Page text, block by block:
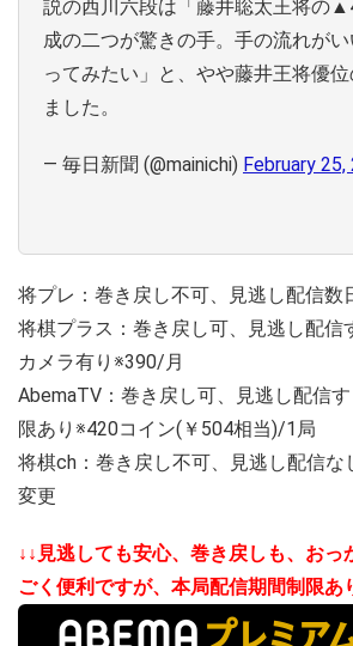
説の西川六段は「藤井聡太王将の
成の二つが驚きの手。手の流れが
ってみたい」と、やや藤井王将優
ました。
— 毎日新聞 (@mainichi) February 25,
将プレ：巻き戻し不可、見逃し配信数
将棋プラス：巻き戻し可、見逃し配信
カメラ有り※390/月
AbemaTV：巻き戻し可、見逃し配信
限あり※420コイン(￥504相当)/1局
将棋ch：巻き戻し不可、見逃し配信な
変更
↓↓見逃しても安心、巻き戻しも、おっ
ごく便利ですが、本局配信期間制限あ